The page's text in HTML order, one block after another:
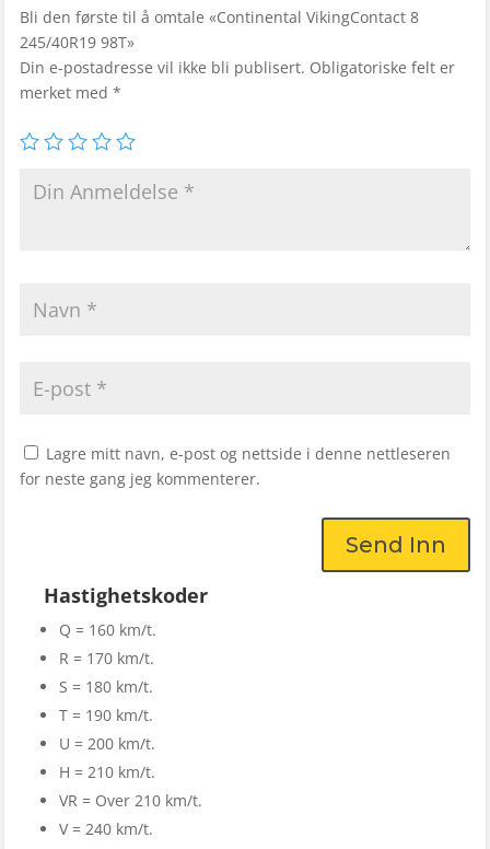
Bli den første til å omtale «Continental VikingContact 8
245/40R19 98T»
Din e-postadresse vil ikke bli publisert. Obligatoriske felt er
merket med *
Lagre mitt navn, e-post og nettside i denne nettleseren
for neste gang jeg kommenterer.
Send Inn
Hastighetskoder
Q = 160 km/t.
R = 170 km/t.
S = 180 km/t.
T = 190 km/t.
U = 200 km/t.
H = 210 km/t.
VR = Over 210 km/t.
V = 240 km/t.